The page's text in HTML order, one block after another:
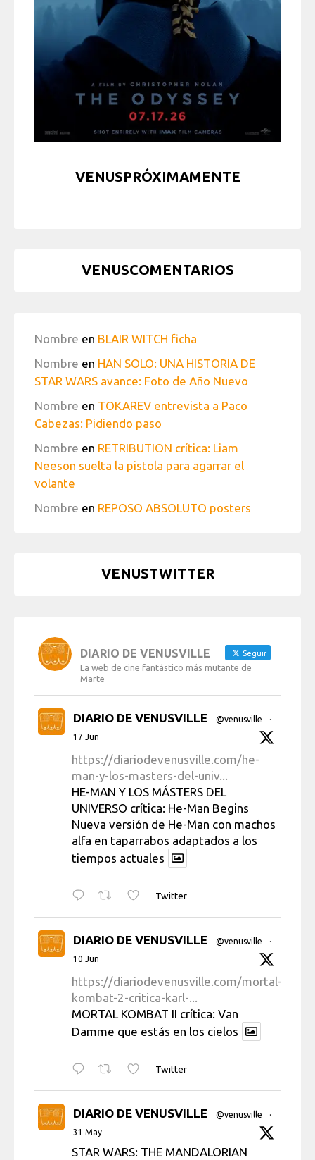
VENUSPRÓXIMAMENTE
VENUSCOMENTARIOS
Nombre en BLAIR WITCH ficha
Nombre en HAN SOLO: UNA HISTORIA DE
STAR WARS avance: Foto de Año Nuevo
Nombre en TOKAREV entrevista a Paco
Cabezas: Pidiendo paso
Nombre en RETRIBUTION crítica: Liam
Neeson suelta la pistola para agarrar el
volante
Nombre en REPOSO ABSOLUTO posters
VENUSTWITTER
DIARIO DE VENUSVILLE Seguir
La web de cine fantástico más mutante de
Marte
DIARIO DE VENUSVILLE @venusville
·
17 Jun
https://diariodevenusville.com/he-
man-y-los-masters-del-univ...
HE-MAN Y LOS MÁSTERS DEL
UNIVERSO crítica: He-Man Begins
Nueva versión de He-Man con machos
alfa en taparrabos adaptados a los
tiempos actuales
Twitter
DIARIO DE VENUSVILLE @venusville
·
10 Jun
https://diariodevenusville.com/mortal-
kombat-2-critica-karl-...
MORTAL KOMBAT II crítica: Van
Damme que estás en los cielos
Twitter
DIARIO DE VENUSVILLE @venusville
·
31 May
STAR WARS: THE MANDALORIAN